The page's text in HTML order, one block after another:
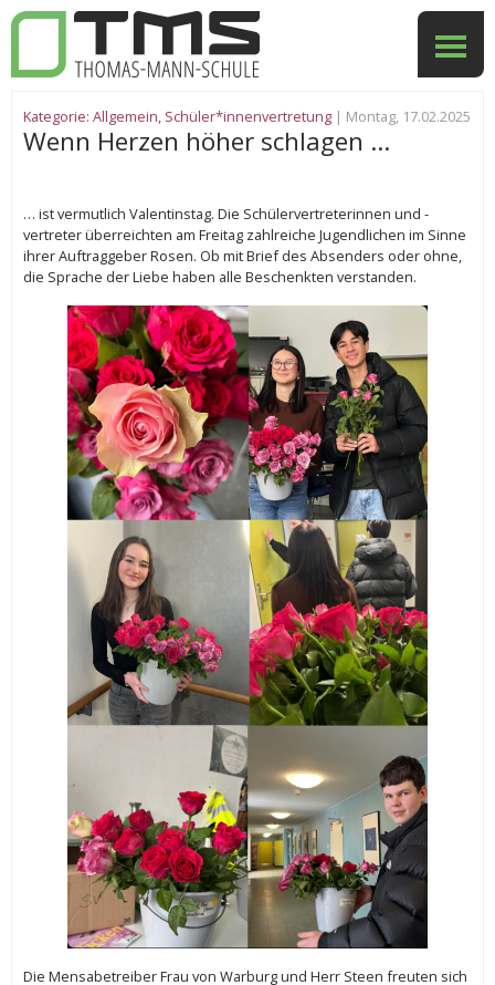
Kategorie: Allgemein, Schüler*innenvertretung | Montag, 17.02.2025
Wenn Herzen höher schlagen …
… ist vermutlich Valentinstag. Die Schülervertreterinnen und -
vertreter überreichten am Freitag zahlreiche Jugendlichen im Sinne
ihrer Auftraggeber Rosen. Ob mit Brief des Absenders oder ohne,
die Sprache der Liebe haben alle Beschenkten verstanden.
Die Mensabetreiber Frau von Warburg und Herr Steen freuten sich